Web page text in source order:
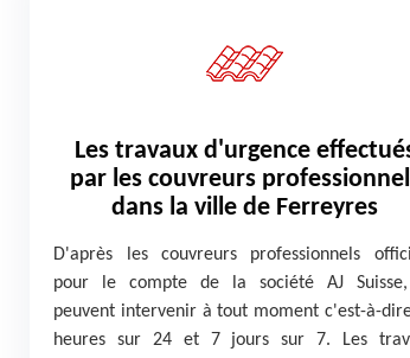
Les travaux d'urgence
par les couvreurs
dans la ville de Ferreyres
D'après les couvreurs professionnels
pour le compte de la société AJ
peuvent intervenir à tout moment c'est-à-
heures sur 24 et 7 jours sur 7. Les